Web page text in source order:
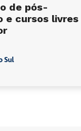
de pós-
e cursos livres